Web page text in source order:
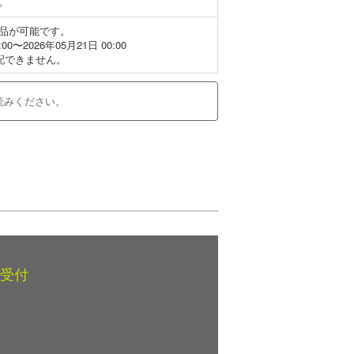
可能です。
〜2026年05月21日 00:00
きません。
ください。
付